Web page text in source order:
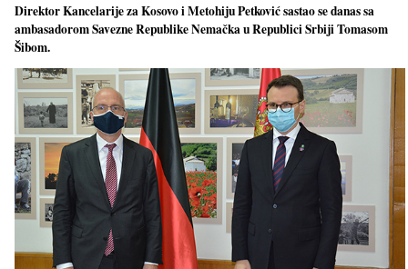
Direktor Kancelarije za Kosovo i Metohiju Petković sastao se danas sa
ambasadorom Savezne Republike Nemačka u Republici Srbiji Tomasom
Šibom.